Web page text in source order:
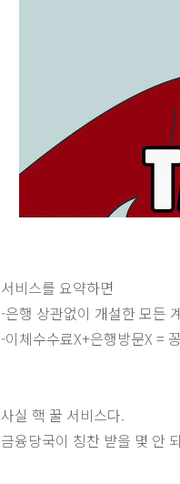
서비스를 요약하면
-은행 상관없이 개설한 모든
-이체수수료X+은행방문X =
사실 핵 꿀 서비스다.
금융당국이 칭찬 받을 몇 안